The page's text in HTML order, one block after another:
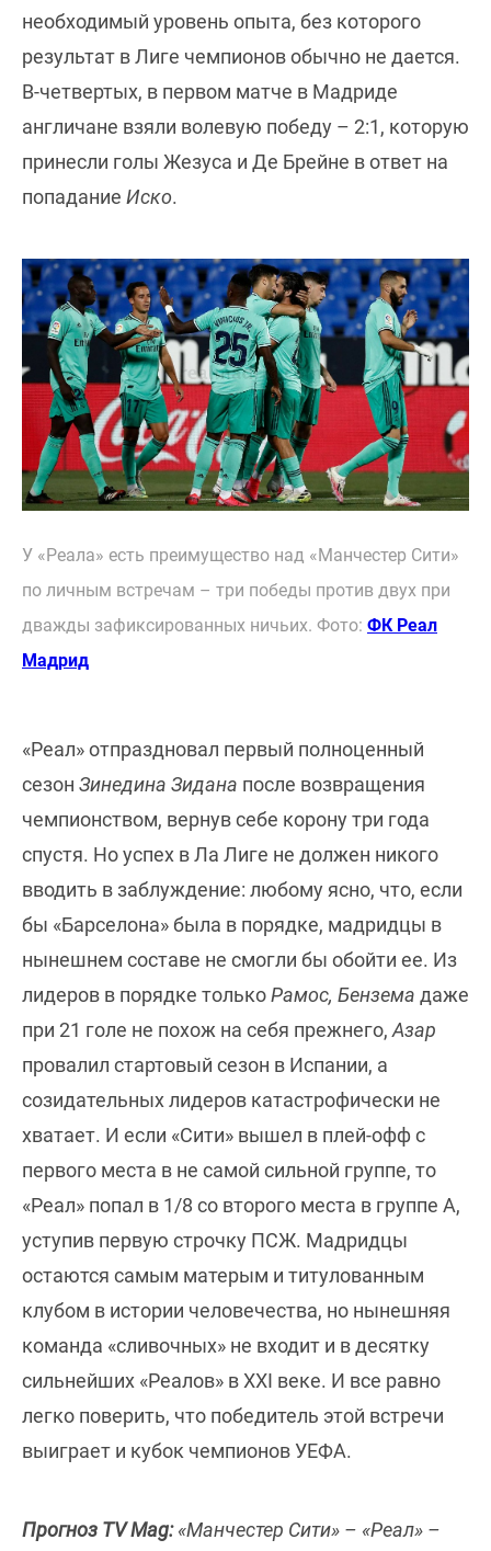
необходимый уровень опыта, без которого
результат в Лиге чемпионов обычно не дается.
В-четвертых, в первом матче в Мадриде
англичане взяли волевую победу – 2:1, которую
принесли голы Жезуса и Де Брейне в ответ на
попадание Иско.
У «Реала» есть преимущество над «Манчестер Сити»
по личным встречам – три победы против двух при
дважды зафиксированных ничьих. Фото: ФК Реал
Мадрид
«Реал» отпраздновал первый полноценный
сезон Зинедина Зидана после возвращения
чемпионством, вернув себе корону три года
спустя. Но успех в Ла Лиге не должен никого
вводить в заблуждение: любому ясно, что, если
бы «Барселона» была в порядке, мадридцы в
нынешнем составе не смогли бы обойти ее. Из
лидеров в порядке толькоРамос, Бензема даже
при 21 голе не похож на себя прежнего, Азар
провалил стартовый сезон в Испании, а
созидательных лидеров катастрофически не
хватает. И если «Сити» вышел в плей-офф с
первого места в не самой сильной группе, то
«Реал» попал в 1/8 со второго места в группе А,
уступив первую строчку ПСЖ. Мадридцы
остаются самым матерым и титулованным
клубом в истории человечества, но нынешняя
команда «сливочных» не входит и в десятку
сильнейших «Реалов» в XXI веке. И все равно
легко поверить, что победитель этой встречи
выиграет и кубок чемпионов УЕФА.
Прогноз TV Mag:«Манчестер Сити» – «Реал» –